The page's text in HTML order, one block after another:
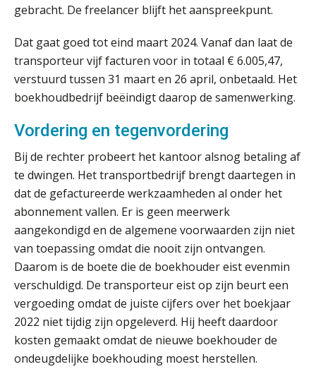
gebracht. De freelancer blijft het aanspreekpunt.
Dat gaat goed tot eind maart 2024. Vanaf dan laat de
transporteur vijf facturen voor in totaal € 6.005,47,
verstuurd tussen 31 maart en 26 april, onbetaald. Het
boekhoudbedrijf beëindigt daarop de samenwerking.
Vordering en tegenvordering
Bij de rechter probeert het kantoor alsnog betaling af
te dwingen. Het transportbedrijf brengt daartegen in
dat de gefactureerde werkzaamheden al onder het
abonnement vallen. Er is geen meerwerk
aangekondigd en de algemene voorwaarden zijn niet
van toepassing omdat die nooit zijn ontvangen.
Daarom is de boete die de boekhouder eist evenmin
verschuldigd. De transporteur eist op zijn beurt een
vergoeding omdat de juiste cijfers over het boekjaar
2022 niet tijdig zijn opgeleverd. Hij heeft daardoor
kosten gemaakt omdat de nieuwe boekhouder de
ondeugdelijke boekhouding moest herstellen.
Hoe snellere straatjes het zicht op
datakwaliteit vertroebelen
ondernemers in het mkb’
Waarom een VOF-contract net zo
belangrijk is als het zakelijk plan zelf
Waarom jouw klant sneller
antwoordt via een app dan via de
mail
iXBRL controleren: wanneer moet
het, en waar let je op?
Het herbeleggen van de
vastgoedbeleggingsfonds?